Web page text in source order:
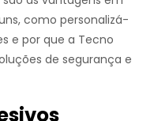
como personalizá-
e por que a Tecno
de segurança e